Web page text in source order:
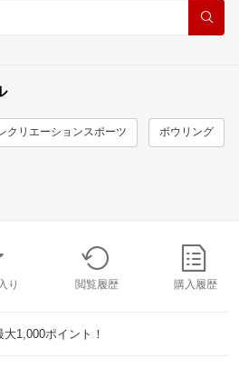
クリエーションスポーツ ボウリング
り 閲覧履歴 購入履歴
1,000ポイント！